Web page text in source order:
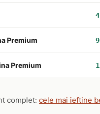
Premium
Premium
complet: cele mai ieftine